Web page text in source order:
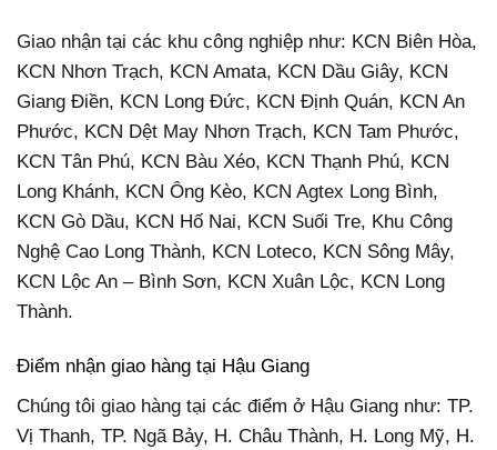
Giao nhận tại các khu công nghiệp như: KCN Biên Hòa,
KCN Nhơn Trạch, KCN Amata, KCN Dầu Giây, KCN
Giang Điền, KCN Long Đức, KCN Định Quán, KCN An
Phước, KCN Dệt May Nhơn Trạch, KCN Tam Phước,
KCN Tân Phú, KCN Bàu Xéo, KCN Thạnh Phú, KCN
Long Khánh, KCN Ông Kèo, KCN Agtex Long Bình,
KCN Gò Dầu, KCN Hố Nai, KCN Suối Tre, Khu Công
Nghệ Cao Long Thành, KCN Loteco, KCN Sông Mây,
KCN Lộc An – Bình Sơn, KCN Xuân Lộc, KCN Long
Thành.
Điểm nhận giao hàng tại Hậu Giang
Chúng tôi giao hàng tại các điểm ở Hậu Giang như: TP.
Vị Thanh, TP. Ngã Bảy, H. Châu Thành, H. Long Mỹ, H.